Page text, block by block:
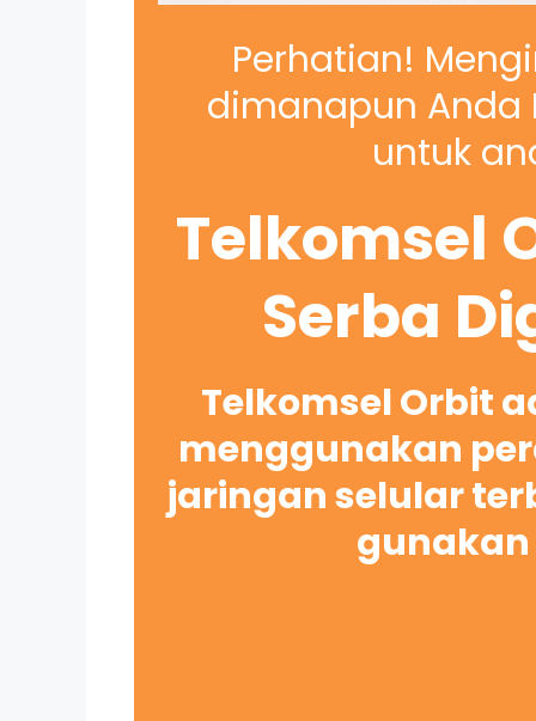
Perhatian!
dimanapun Anda
untuk
Telkomsel
Serba
Telkomsel Orbit
menggunakan
jaringan selular